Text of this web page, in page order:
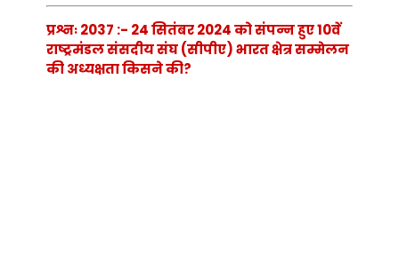
प्रश्नः 2037 :- 24 सितंबर 2024 को संपन्न हुए 10वें
राष्ट्रमंडल संसदीय संघ (सीपीए) भारत क्षेत्र सम्मेलन
की अध्यक्षता किसने की?